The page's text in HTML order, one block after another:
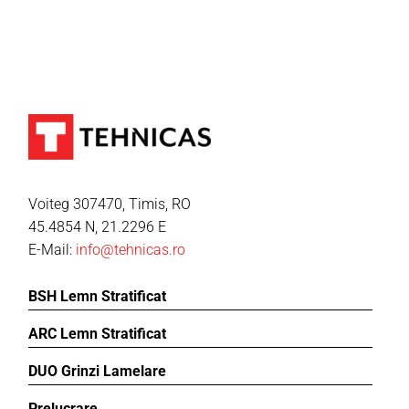
Voiteg 307470, Timis, RO
45.4854 N, 21.2296 E
E-Mail: info@tehnicas.ro
BSH Lemn Stratificat
ARC Lemn Stratificat
DUO Grinzi Lamelare